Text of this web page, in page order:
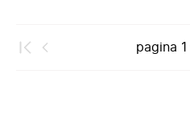
pagina 1